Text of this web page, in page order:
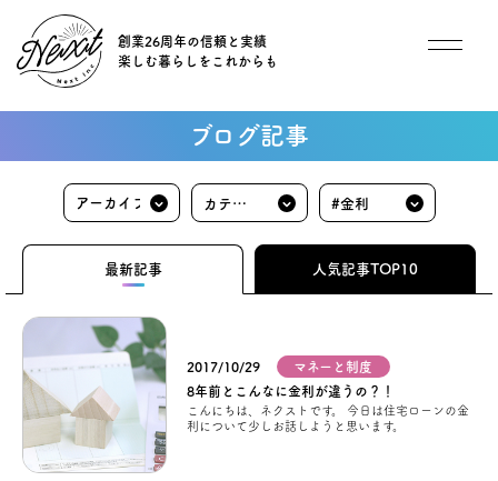
創業26周年の信頼と実績
楽しむ暮らしをこれからも
住宅商品
イベント
オーナー様インタビュー
ごあいさつ
ブログ記事
カテゴ
リ
#金利
最新記事 人気記事TOP10
2017/10/29
マネーと制度
8年前とこんなに金利が違うの？！
こんにちは、ネクストです。 今日は住宅ローンの金
利について少しお話しようと思います。